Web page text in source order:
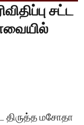
சட்ட
திருத்த மசோதா